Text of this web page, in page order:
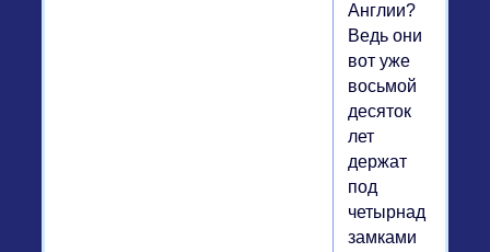
Англии?
Ведь они
вот уже
восьмой
десяток
лет
держат
под
четырнадцатью
замками